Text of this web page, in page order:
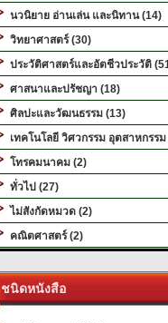
นวนิยาย อ่านเล่น และนิทาน (14)
วิทยาศาสตร์ (30)
ประวัติศาสตร์และอัตชีวประวัติ
ศาสนาและปรัชญา (18)
ศิลปะและวัฒนธรรม (13)
เทคโนโลยี วิศวกรรม อุตสาหกรร
โทรคมนาคม (2)
ทั่วไป (27)
ไม่สังกัดหมวด (2)
คณิตศาสตร์ (2)
ชนิดหนังสือ